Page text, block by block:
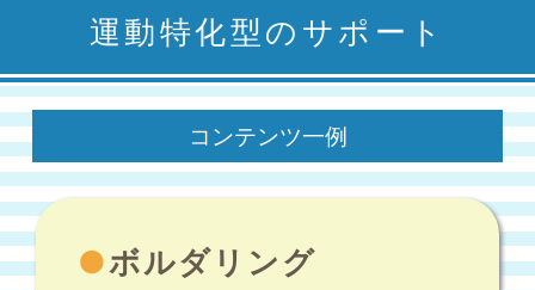
運動特化型のサポート
コンテンツ一例
●ボルダリング